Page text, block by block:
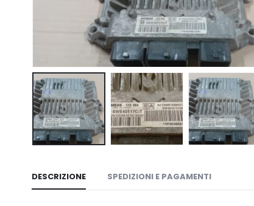
DESCRIZIONE SPEDIZIONI E PAGAMENTI